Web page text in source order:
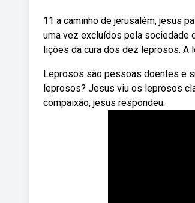
11 a caminho de jerusalém, jesus
uma vez excluídos pela sociedade
lições da cura dos dez leprosos. A
Leprosos são pessoas doentes e
leprosos? Jesus viu os leprosos
compaixão, jesus respondeu.